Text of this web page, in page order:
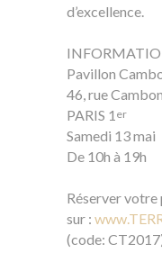
d’excellence.
Pavillon
46, rue Cambon
PARIS 1 er
Samedi 13 mai
De 10h à 19h
Réserver
sur :
(code: